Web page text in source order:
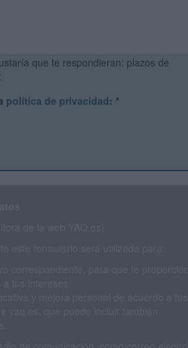
que te respondieran: plazos de
política de privacidad: *